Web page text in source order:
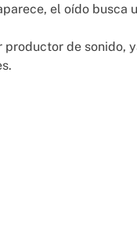
el oído busca
de sonido,